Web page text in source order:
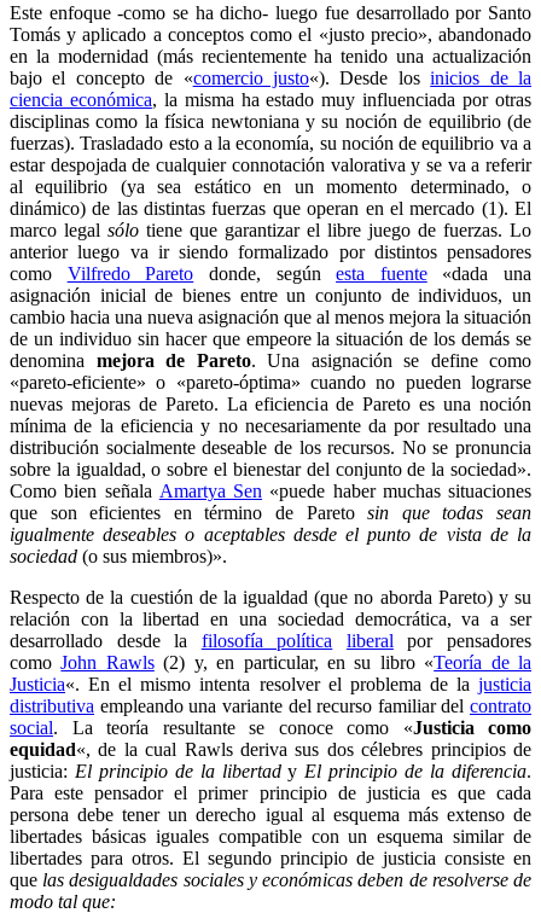
Este enfoque -como se ha dicho- luego fue desarrollado por Santo
Tomás y aplicado a conceptos como el «justo precio», abandonado
en la modernidad (más recientemente ha tenido una actualización
bajo el concepto de «comercio justo«). Desde losinicios de la
ciencia económica, la misma ha estado muy influenciada por otras
disciplinas como la física newtoniana y su noción de equilibrio (de
fuerzas). Trasladado esto a la economía, su noción de equilibrio va a
estar despojada de cualquier connotación valorativa y se va a referir
al equilibrio (ya sea estático en un momento determinado, o
dinámico) de las distintas fuerzas que operan en el mercado (1). El
marco legal sólo tiene que garantizar el libre juego de fuerzas. Lo
anterior luego va ir siendo formalizado por distintos pensadores
como Vilfredo Pareto donde, segúnesta fuente«dada una
asignación inicial de bienes entre un conjunto de individuos, un
cambio hacia una nueva asignación que al menos mejora la situación
de un individuo sin hacer que empeore la situación de los demás se
denomina mejora de Pareto. Una asignación se define como
«pareto-eficiente» o «pareto-óptima» cuando no pueden lograrse
nuevas mejoras de Pareto. La eficiencia de Pareto es una noción
mínima de la eficiencia y no necesariamente da por resultado una
distribución socialmente deseable de los recursos. No se pronuncia
sobre la igualdad, o sobre el bienestar del conjunto de la sociedad».
Como bien señala Amartya Sen «puede haber muchas situaciones
que son eficientes en término de Paretosin que todas sean
igualmente deseables o aceptables desde el punto de vista de la
sociedad (o sus miembros)».
Respecto de la cuestión de la igualdad (que no aborda Pareto) y su
relación con la libertad en una sociedad democrática, va a ser
desarrollado desde la filosofía política liberal por pensadores
comoJohn Rawls(2) y, en particular, en su libro «Teoría de la
Justicia«. En el mismo intenta resolver el problema de la justicia
distributiva empleando una variante del recurso familiar del contrato
social. La teoría resultante se conoce como «Justicia como
equidad«, de la cual Rawls deriva sus dos célebres principios de
justicia: El principio de la libertady El principio de la diferencia.
Para este pensador el primer principio de justicia es que cada
persona debe tener un derecho igual al esquema más extenso de
libertades básicas iguales compatible con un esquema similar de
libertades para otros. El segundo principio de justicia consiste en
que las desigualdades sociales y económicas deben de resolverse de
modo tal que: